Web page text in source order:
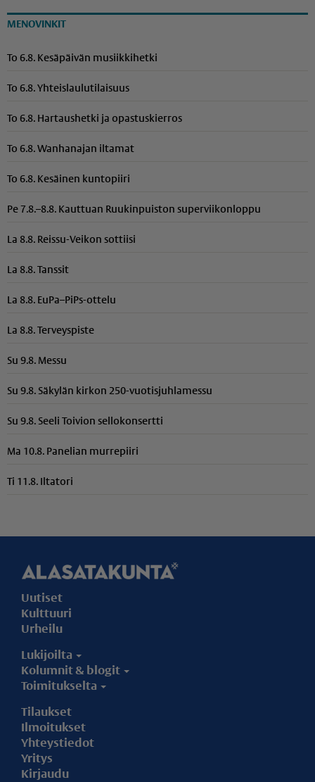
MENOVINKIT
To 6.8. Kesäpäivän musiikkihetki
To 6.8. Yhteis­lau­lu­ti­laisuus
To 6.8. Hartaushetki ja opastuskierros
To 6.8. Wanhanajan iltamat
To 6.8. Kesäinen kuntopiiri
Pe 7.8.–8.8. Kauttuan Ruukinpuiston superviikonloppu
La 8.8. Reissu-Veikon sottiisi
La 8.8. Tanssit
La 8.8. EuPa–PiPs-ottelu
La 8.8. Terveyspiste
Su 9.8. Messu
Su 9.8. Säkylän kirkon 250-vuotisjuhlamessu
Su 9.8. Seeli Toivion sellokonsertti
Ma 10.8. Panelian murrepiiri
Ti 11.8. Iltatori
Uutiset
Kulttuuri
Urheilu
Lukijoilta
Kolumnit & blogit
Toimitukselta
Tilaukset
Ilmoitukset
Yhteystiedot
Yritys
Kirjaudu